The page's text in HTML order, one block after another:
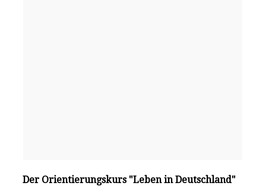
Der Orientierungskurs "Leben in Deutschland"